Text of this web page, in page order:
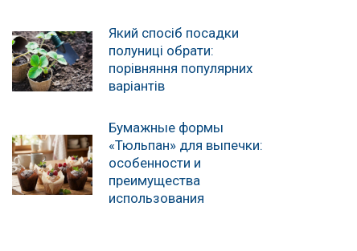
Який спосіб посадки
полуниці обрати:
порівняння популярних
варіантів
Бумажные формы
«Тюльпан» для выпечки:
особенности и
преимущества
использования